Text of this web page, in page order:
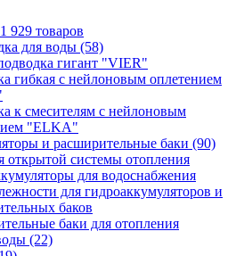
1 929 товаров
для воды (58)
гигант "VIER"
гибкая с нейлоновым оплетением
к смесителям с нейлоновым
"ELKA"
и расширительные баки (90)
открытой системы отопления
для водоснабжения
для гидроаккумуляторов и
баков
баки для отопления
(22)